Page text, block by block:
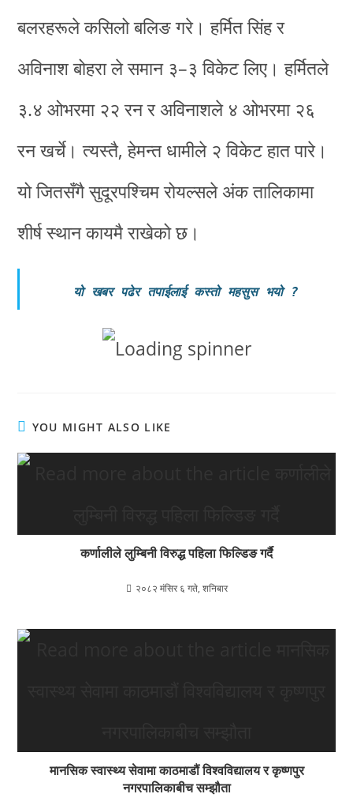
बलरहरूले कसिलो बलिङ गरे। हर्मित सिंह र
अविनाश बोहरा ले समान ३–३ विकेट लिए। हर्मितले
३.४ ओभरमा २२ रन र अविनाशले ४ ओभरमा २६
रन खर्चे। त्यस्तै, हेमन्त धामीले २ विकेट हात पारे।
यो जितसँगै सुदूरपश्चिम रोयल्सले अंक तालिकामा
शीर्ष स्थान कायमै राखेको छ।
यो खबर पढेर तपाईलाई कस्तो महसुस भयो?
YOU MIGHT ALSO LIKE
कर्णालीले लुम्बिनी विरुद्ध पहिला फिल्डिङ गर्दै
२०८२ मंसिर ६ गते, शनिबार
मानसिक स्वास्थ्य सेवामा काठमाडौं विश्वविद्यालय र कृष्णपुर
नगरपालिकाबीच सम्झौता